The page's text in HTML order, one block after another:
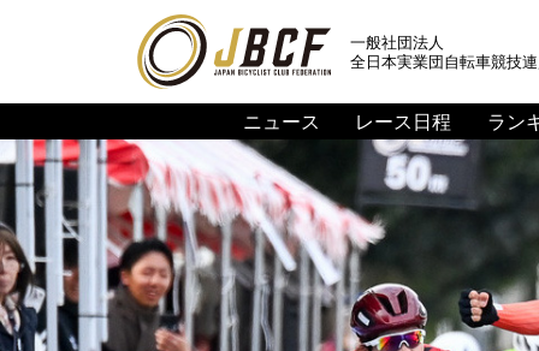
一般社団法人
全日本実業団自転車競技
ニュース レース日程 ラン